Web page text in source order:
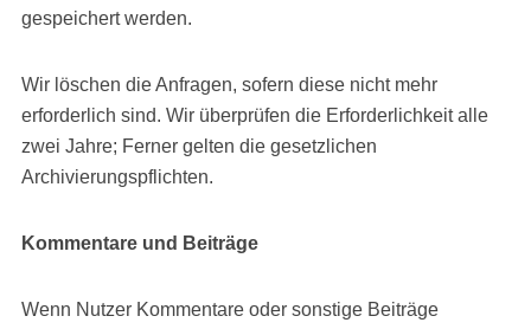
gespeichert werden.
Wir löschen die Anfragen, sofern diese nicht mehr
erforderlich sind. Wir überprüfen die Erforderlichkeit alle
zwei Jahre; Ferner gelten die gesetzlichen
Archivierungspflichten.
Kommentare und Beiträge
Wenn Nutzer Kommentare oder sonstige Beiträge